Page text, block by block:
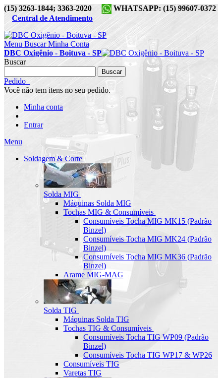
(15) 3263-1844; 3363-2020
WHATSAPP: (15) 99607-0372
Central de Atendimento
Menu Buscar Minha Conta
DBC Oxigênio - Boituva - SP
Buscar
Buscar
Pedido
Você não tem itens no seu pedido.
Minha conta
Entrar
Menu
Soldagem & Corte
Solda MIG
Máquinas Solda MIG
Tochas MIG & Consumíveis
Consumíveis Tocha MIG MK15 (Padrão
Binzel)
Consumíveis Tocha MIG MK24 (Padrão
Binzel)
Consumíveis Tocha MIG MK36 (Padrão
Binzel)
Arame MIG-MAG
Solda TIG
Máquinas Solda TIG
Tochas TIG & Consumíveis
Consumíveis Tocha TIG WP09 (Padrão
Binzel)
Consumíveis Tocha TIG WP17 & WP26
Consumíveis TIG
Varetas TIG